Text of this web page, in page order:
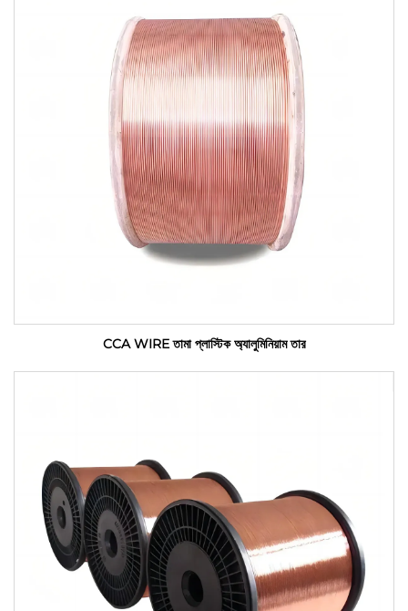
CCA WIRE তামা প্লাস্টিক অ্যালুমিনিয়াম তার